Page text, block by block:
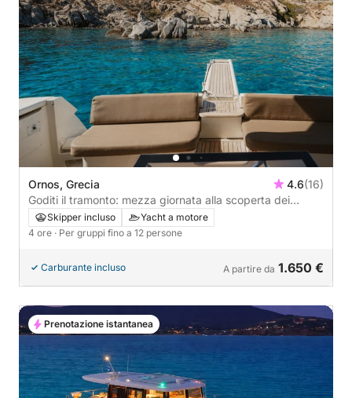
Ornos, Grecia 4.6(16)
Goditi il tramonto: mezza giornata alla scoperta dei
panorami iconici di Mykonos.
Skipper incluso
Yacht a motore
4 ore · Per gruppi fino a 12 persone
Carburante incluso A partire da 1.650 €
Prenotazione istantanea